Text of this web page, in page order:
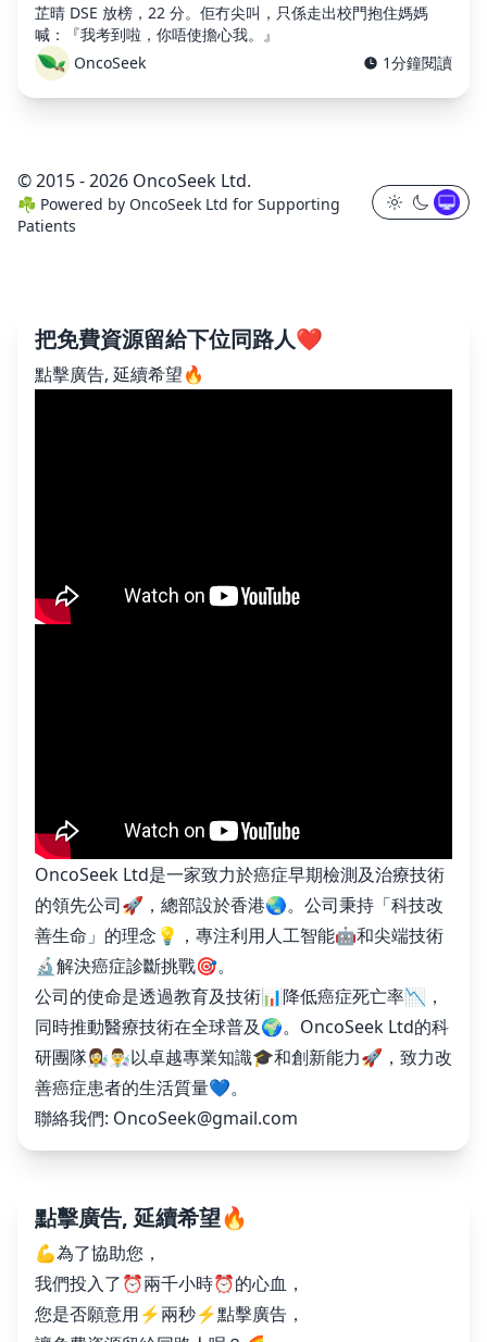
芷晴 DSE 放榜，22 分。佢冇尖叫，只係走出校門抱住媽媽
喊：『我考到啦，你唔使擔心我。』
OncoSeek
1分鐘閱讀
© 2015 - 2026 OncoSeek Ltd.
☘️ Powered by OncoSeek Ltd for Supporting
Patients
把免費資源留給下位同路人❤️
點擊廣告, 延續希望🔥
OncoSeek Ltd是一家致力於癌症早期檢測及治療技術
的領先公司🚀，總部設於香港🌏。公司秉持「科技改
善生命」的理念💡，專注利用人工智能🤖和尖端技術
🔬解決癌症診斷挑戰🎯。
公司的使命是透過教育及技術📊降低癌症死亡率📉，
同時推動醫療技術在全球普及🌍。OncoSeek Ltd的科
研團隊👩‍🔬👨‍🔬以卓越專業知識🎓和創新能力🚀，致力改
善癌症患者的生活質量💙。
聯絡我們: OncoSeek@gmail.com
點擊廣告, 延續希望🔥
💪為了協助您，
我們投入了⏰兩千小時⏰的心血，
您是否願意用⚡️兩秒⚡️點擊廣告，